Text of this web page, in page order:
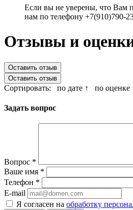
Если вы не уверены, что Вам
нам по телефону +7(910)790-
Отзывы и
Оставить отзыв
Оставить отзыв
Сортировать: по дате ↑ по оценке
Задать вопрос
Вопрос *
Ваше имя *
Телефон *
E-mail
Я согласен на обработку